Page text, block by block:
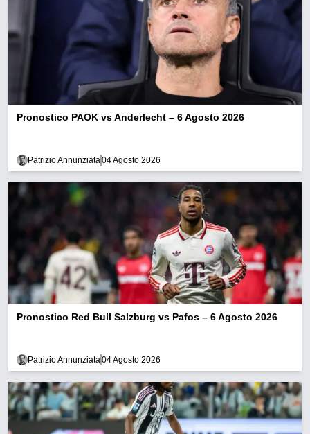
Pronostico PAOK vs Anderlecht – 6 Agosto 2026
Patrizio Annunziata04 Agosto 2026
Pronostico Red Bull Salzburg vs Pafos – 6 Agosto 2026
Patrizio Annunziata04 Agosto 2026